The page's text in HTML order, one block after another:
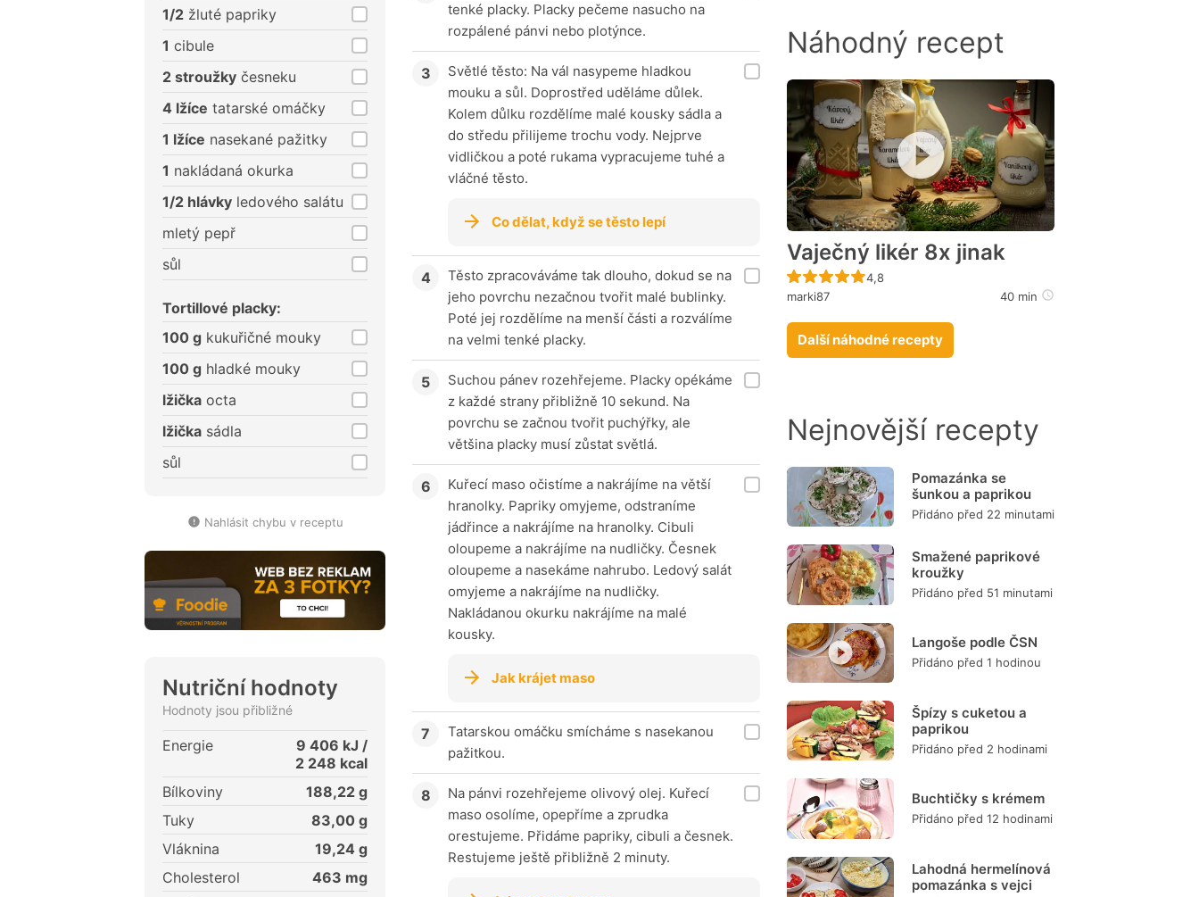
1/2 žluté papriky
1 cibule
2 stroužky česneku
4 lžíce tatarské omáčky
1 lžíce nasekané pažitky
1 nakládaná okurka
1/2 hlávky ledového salátu
mletý pepř
sůl
Tortillové placky:
100 g kukuřičné mouky
100 g hladké mouky
lžička octa
lžička sádla
sůl
Nahlásit chybu v receptu
Nutriční hodnoty
Hodnoty jsou přibližné
Energie 9 406 kJ /
2 248 kcal
Bílkoviny
188,22 g
Tuky
83,00 g
Vláknina
19,24 g
Cholesterol
463 mg
tenké placky. Placky pečeme nasucho na
rozpálené pánvi nebo plotýnce.
Světlé těsto: Na vál nasypeme hladkou
mouku a sůl. Doprostřed uděláme důlek.
Kolem důlku rozdělíme malé kousky sádla a
do středu přilijeme trochu vody. Nejprve
vidličkou a poté rukama vypracujeme tuhé a
vláčné těsto.
Co dělat, když se těsto lepí
Těsto zpracováváme tak dlouho, dokud se na
jeho povrchu nezačnou tvořit malé bublinky.
Poté jej rozdělíme na menší části a rozválíme
na velmi tenké placky.
Suchou pánev rozehřejeme. Placky opékáme
z každé strany přibližně 10 sekund. Na
povrchu se začnou tvořit puchýřky, ale
většina placky musí zůstat světlá.
Kuřecí maso očistíme a nakrájíme na větší
hranolky. Papriky omyjeme, odstraníme
jádřince a nakrájíme na hranolky. Cibuli
oloupeme a nakrájíme na nudličky. Česnek
oloupeme a nasekáme nahrubo. Ledový salát
omyjeme a nakrájíme na nudličky.
Nakládanou okurku nakrájíme na malé
kousky.
Jak krájet maso
Tatarskou omáčku smícháme s nasekanou
pažitkou.
Na pánvi rozehřejeme olivový olej. Kuřecí
maso osolíme, opepříme a zprudka
orestujeme. Přidáme papriky, cibuli a česnek.
Restujeme ještě přibližně 2 minuty.
Náhodný recept
Vaječný likér 8x jinak
Recept ještě nebyl hodnocen
4,8
marki87
40 min
Další náhodné recepty
Nejnovější recepty
Pomazánka se
šunkou a paprikou
Přidáno před 22 minutami
Smažené paprikové
kroužky
Přidáno před 51 minutami
Langoše podle ČSN
Přidáno před 1 hodinou
Špízy s cuketou a
paprikou
Přidáno před 2 hodinami
Buchtičky s krémem
Přidáno před 12 hodinami
Lahodná hermelínová
pomazánka s vejci